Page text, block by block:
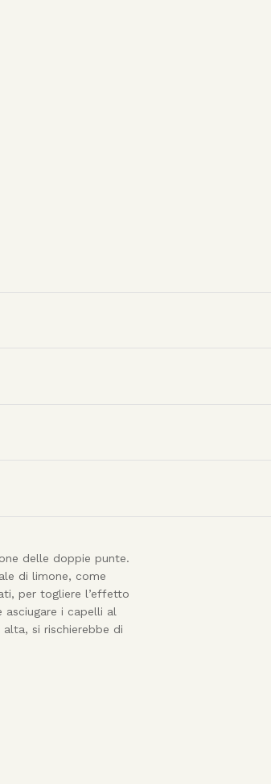
delle doppie punte.
di limone, come
per togliere l’effetto
i capelli al
si rischierebbe di